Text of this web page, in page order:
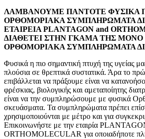
ΛΑΜΒΑΝΟΥΜΕ ΠΑΝΤΟΤΕ ΦΥΣΙΚΑ
ΟΡΘΟΜΟΡΙΑΚΑ ΣΥΜΠΛΗΡΩΜΑΤΑ
ΕΤΑΙΡΕΙΑ PLANTAGON and
ΔΙΑΘΕΤΕΙ ΣΤΗΝ ΓΚΑΜΑ ΤΗΣ
ΟΡΘΟΜΟΡΙΑΚΑ ΣΥΜΠΛΗΡΩΜΑΤΑ
Φυσικά η πιο σημαντική πτυχή της υγείας
πλούσια σε θρεπτικά συστατικά. Άρα το
επιβάλλεται να πράξουμε είναι να
φρέσκιας, βιολογικής και αμεταποίητης
είναι να την συμπληρώσουμε με φυσικά
σκευάσματα. Τα συμπληρώματα πρέπει
χρησιμοποιούνται με μέτρο και για
Επικοινωνήστε με την εταιρία
ORTHOMOLECULAR για οποιαδήποτε